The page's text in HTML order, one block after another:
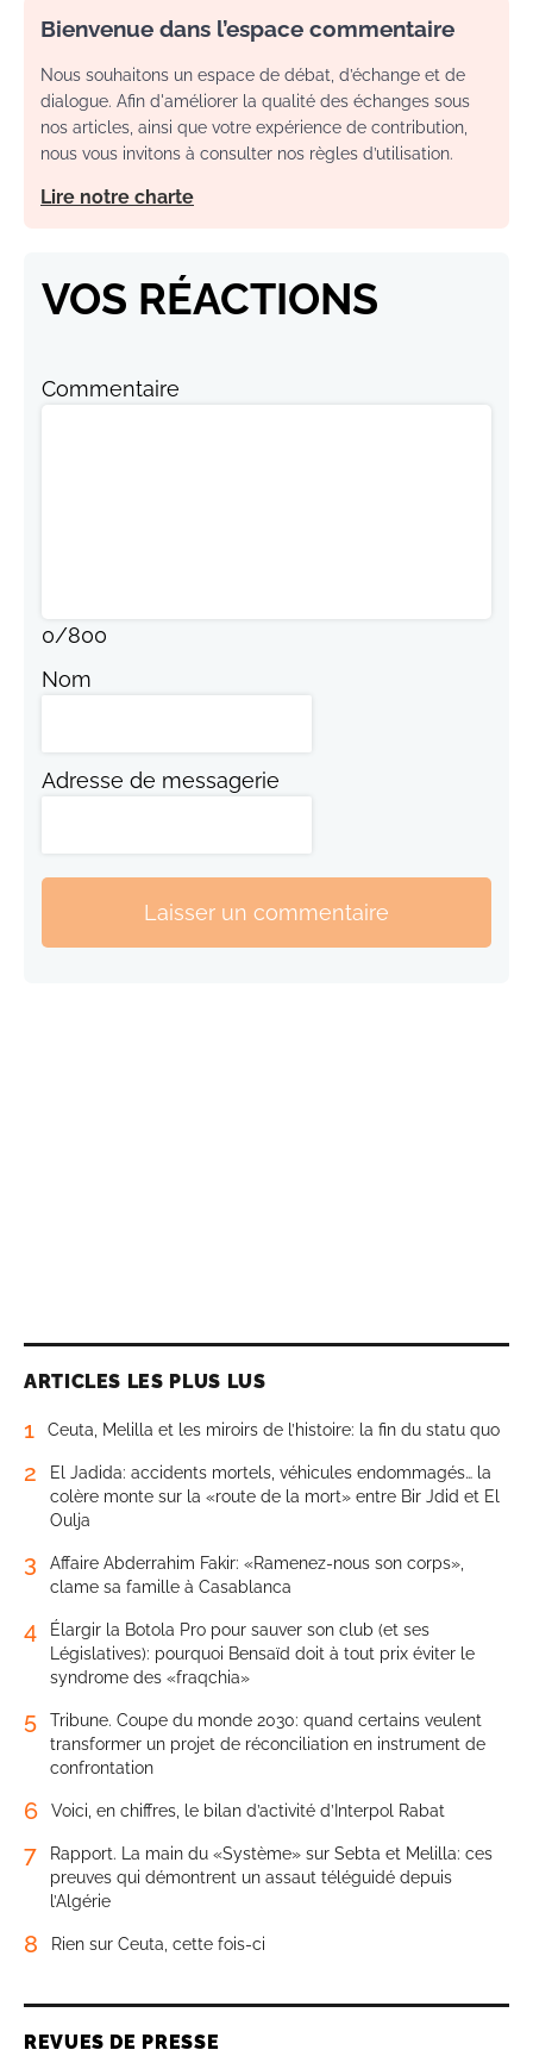
Bienvenue dans l’espace commentaire
Nous souhaitons un espace de débat, d’échange et de
dialogue. Afin d'améliorer la qualité des échanges sous
nos articles, ainsi que votre expérience de contribution,
nous vous invitons à consulter nos règles d’utilisation.
Lire notre charte
VOS RÉACTIONS
Commentaire
0/800
Nom
Adresse de messagerie
Laisser un commentaire
ARTICLES LES PLUS LUS
1 Ceuta, Melilla et les miroirs de l’histoire: la fin du statu quo
2
El Jadida: accidents mortels, véhicules endommagés… la
colère monte sur la «route de la mort» entre Bir Jdid et El
Oulja
3
Affaire Abderrahim Fakir: «Ramenez-nous son corps»,
clame sa famille à Casablanca
4
Élargir la Botola Pro pour sauver son club (et ses
Législatives): pourquoi Bensaïd doit à tout prix éviter le
syndrome des «fraqchia»
5
Tribune. Coupe du monde 2030: quand certains veulent
transformer un projet de réconciliation en instrument de
confrontation
6 Voici, en chiffres, le bilan d’activité d’Interpol Rabat
7
Rapport. La main du «Système» sur Sebta et Melilla: ces
preuves qui démontrent un assaut téléguidé depuis
l’Algérie
8 Rien sur Ceuta, cette fois-ci
REVUES DE PRESSE